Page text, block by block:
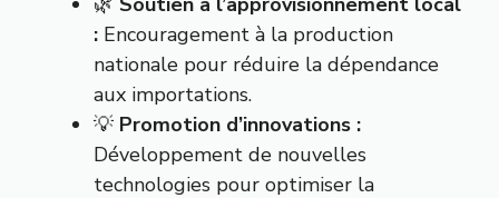
: Encouragement à la production
nationale pour réduire la dépendance
aux importations.
💡 Promotion d’innovations :
Développement de nouvelles
technologies pour optimiser la